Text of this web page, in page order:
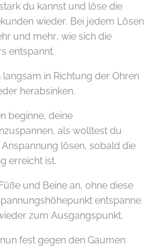
du kannst und löse die
wieder. Bei jedem Lösen
und mehr, wie sich die
entspannt.
in Richtung der Ohren
herabsinken.
beginne, deine
als wolltest du
lösen, sobald die
erreicht ist.
und Beine an, ohne diese
entspanne
zum Ausgangspunkt.
fest gegen den Gaumen